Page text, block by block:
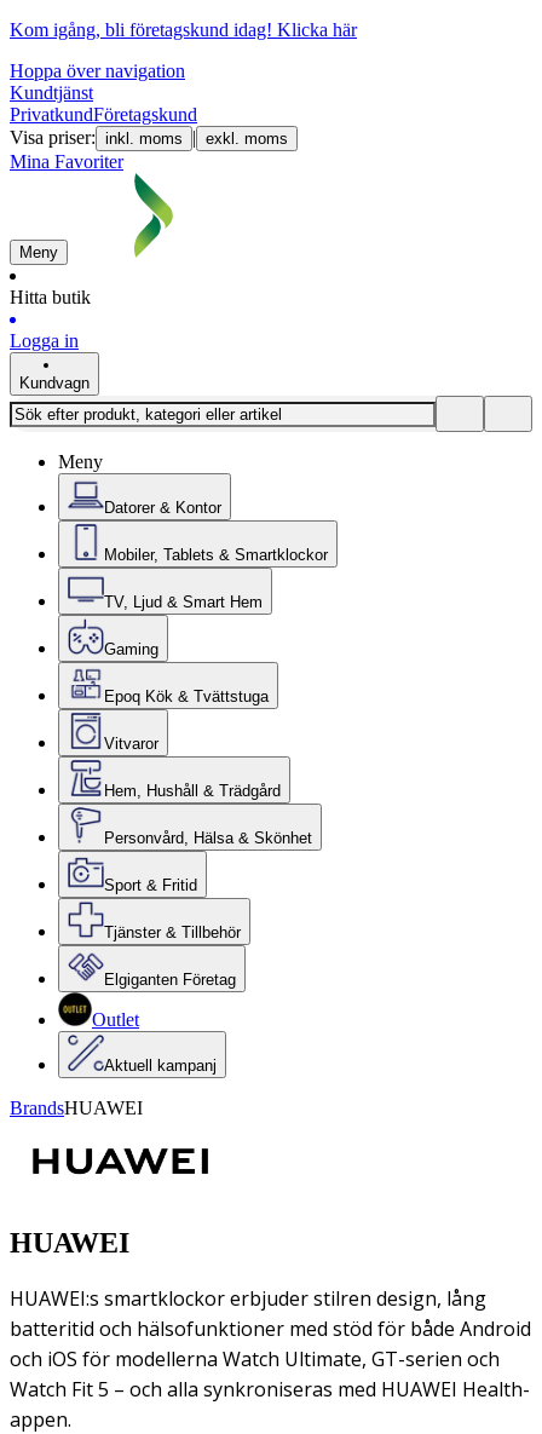
Kom igång, bli företagskund idag! Klicka här
Hoppa över navigation
Kundtjänst
PrivatkundFöretagskund
Visa priser: inkl. moms | exkl. moms
Mina Favoriter
Meny
Hitta butik
Logga in
Kundvagn
Meny
Datorer & Kontor
Mobiler, Tablets & Smartklockor
TV, Ljud & Smart Hem
Gaming
Epoq Kök & Tvättstuga
Vitvaror
Hem, Hushåll & Trädgård
Personvård, Hälsa & Skönhet
Sport & Fritid
Tjänster & Tillbehör
Elgiganten Företag
Outlet
Aktuell kampanj
BrandsHUAWEI
HUAWEI
HUAWEI:s smartklockor erbjuder stilren design, lång
batteritid och hälsofunktioner med stöd för både Android
och iOS för modellerna Watch Ultimate, GT-serien och
Watch Fit 5 – och alla synkroniseras med HUAWEI Health-
appen.